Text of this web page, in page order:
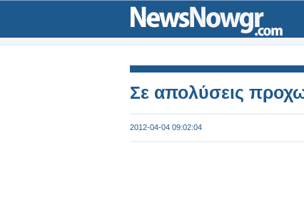
Σε απολύσεις
2012-04-04 09:02:04